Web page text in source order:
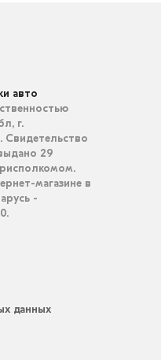
авто
г.
Свидетельство
29
магазине в
-
данных